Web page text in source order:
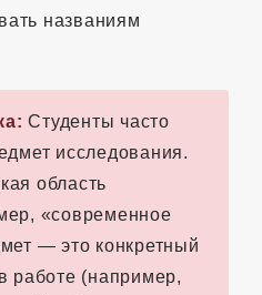
названиям
Студенты часто
исследования.
область
«современное
— это конкретный
работе (например,